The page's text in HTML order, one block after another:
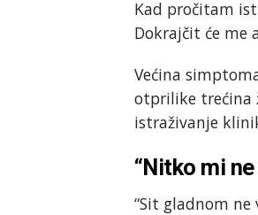
Kad pročitam
Dokrajčit će me
Većina
otprilike trećina
istraživanje
“Nitko mi
“Sit gladnom